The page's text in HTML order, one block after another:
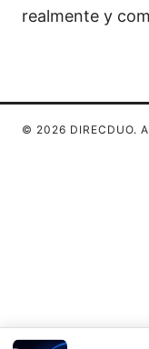
realmente y
© 2026 DIRECDUO.